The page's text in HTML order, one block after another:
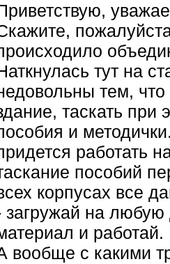
тут на
тем,
таскать при
и
работать
пособий
корпусах все
загружай на
и работай.
вообще с какими